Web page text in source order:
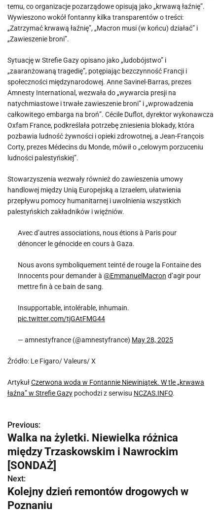
temu, co organizacje pozarządowe opisują jako „krwawą łaźnię”.
Wywieszono wokół fontanny kilka transparentów o treści:
„Zatrzymać krwawą łaźnię”, „Macron musi (w końcu) działać” i
„Zawieszenie broni”.
Sytuację w Strefie Gazy opisano jako „ludobójstwo” i
„zaaranżowaną tragedię”, potępiając bezczynność Francji i
społeczności międzynarodowej. Anne Savinel-Barras, prezes
Amnesty International, wezwała do „wywarcia presji na
natychmiastowe i trwałe zawieszenie broni” i „wprowadzenia
całkowitego embarga na broń”. Cécile Duflot, dyrektor wykonawcza
Oxfam France, podkreślała potrzebę zniesienia blokady, która
pozbawia ludność żywności i opieki zdrowotnej, a Jean-François
Corty, prezes Médecins du Monde, mówił o „celowym porzuceniu
ludności palestyńskiej”.
Stowarzyszenia wezwały również do zawieszenia umowy
handlowej między Unią Europejską a Izraelem, ułatwienia
przepływu pomocy humanitarnej i uwolnienia wszystkich
palestyńskich zakładników i więźniów.
Avec d’autres associations, nous étions à Paris pour
dénoncer le génocide en cours à Gaza.
Nous avons symboliquement teinté de rouge la Fontaine des
Innocents pour demander à @EmmanuelMacron d’agir pour
mettre fin à ce bain de sang.
Insupportable, intolérable, inhumain.
pic.twitter.com/tjGAtFMG44
— amnestyfrance (@amnestyfrance) May 28, 2025
Źródło: Le Figaro/ Valeurs/ X
ArtykułCzerwona woda w Fontannie Niewiniątek. W tle „krwawa
łaźna” w Strefie Gazy pochodzi z serwisu NCZAS.INFO.
N
a
w
i
g
Previous:
Walka na żyletki. Niewielka różnica
między Trzaskowskim i Nawrockim
[SONDAŻ]
Next:
Kolejny dzień remontów drogowych w
Poznaniu